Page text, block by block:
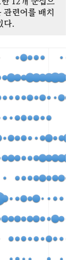
관련어를 배치
다.